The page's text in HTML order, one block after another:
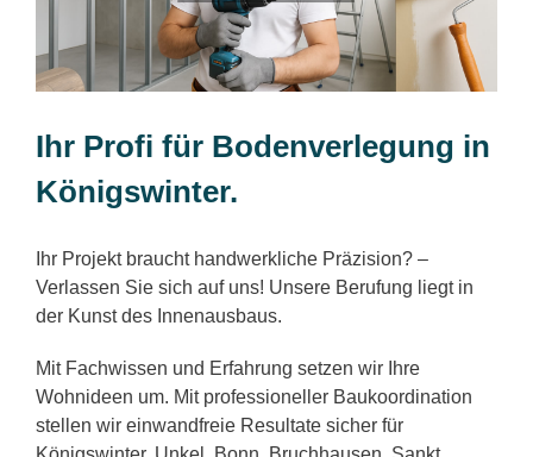
Ihr Profi für Bodenverlegung in
Königswinter.
Ihr Projekt braucht handwerkliche Präzision? –
Verlassen Sie sich auf uns! Unsere Berufung liegt in
der Kunst des Innenausbaus.
Mit Fachwissen und Erfahrung setzen wir Ihre
Wohnideen um. Mit professioneller Baukoordination
stellen wir einwandfreie Resultate sicher für